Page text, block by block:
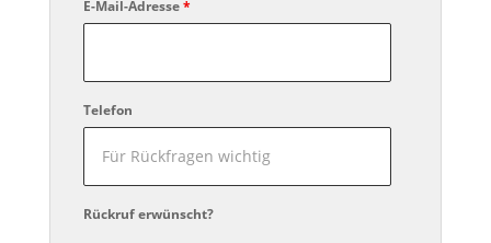
E-Mail-Adresse*
Telefon
Rückruf erwünscht?